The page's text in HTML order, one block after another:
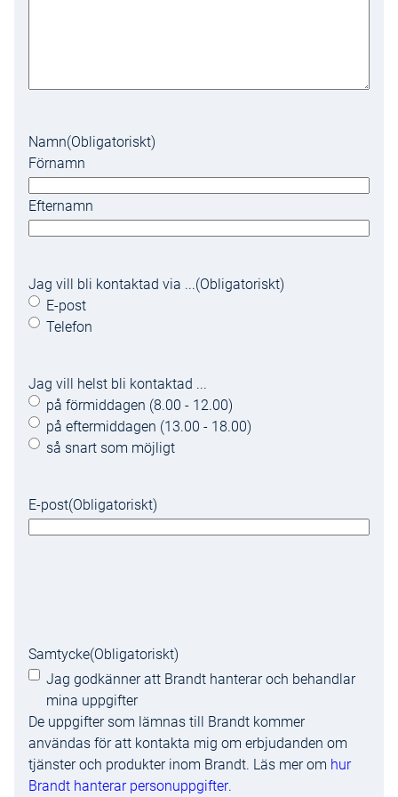
Driver Alert
LED-matris
HB-svart det. fr.spolier
Connect Plus 4 år
Namn(Obligatoriskt)
Förnamn
Efternamn
Jag vill bli kontaktad via ...(Obligatoriskt)
E-post
Telefon
Jag vill helst bli kontaktad ...
på förmiddagen (8.00 - 12.00)
på eftermiddagen (13.00 - 18.00)
så snart som möjligt
E-post(Obligatoriskt)
Samtycke(Obligatoriskt)
Jag godkänner att Brandt hanterar och behandlar
mina uppgifter
De uppgifter som lämnas till Brandt kommer
användas för att kontakta mig om erbjudanden om
tjänster och produkter inom Brandt. Läs mer om hur
Brandt hanterar personuppgifter.